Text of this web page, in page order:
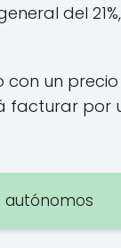
del
un
por
autónomos